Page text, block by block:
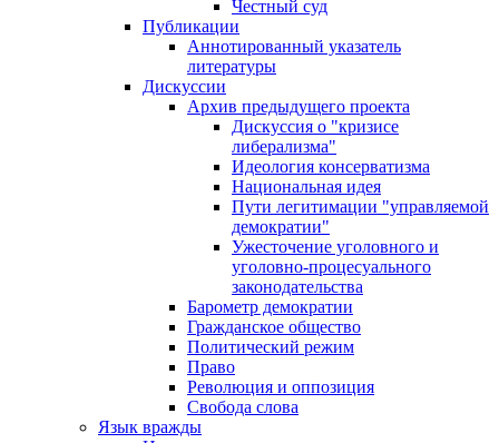
Честный суд
Публикации
Аннотированный указатель
литературы
Дискуссии
Архив предыдущего проекта
Дискуссия о "кризисе
либерализма"
Идеология консерватизма
Национальная идея
Пути легитимации "управляемой
демократии"
Ужесточение уголовного и
уголовно-процесуального
законодательства
Барометр демократии
Гражданское общество
Политический режим
Право
Революция и оппозиция
Свобода слова
Язык вражды